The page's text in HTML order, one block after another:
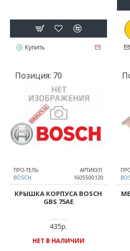
Купить
Позиция: 70
ПРО-ТЕЛЬ:
BOSCH
АРТИКУЛ:
1605500120
КРЫШКА КОРПУСА BOSCH
GBS 75AE
435р.
НЕТ В НАЛИЧИИ